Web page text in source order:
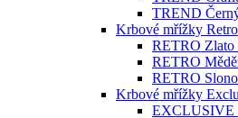
TREND
Krbové mřížky Retro
RETRO Zlato
RETRO
RETRO
Krbové mřížky
EXCLUSIVE